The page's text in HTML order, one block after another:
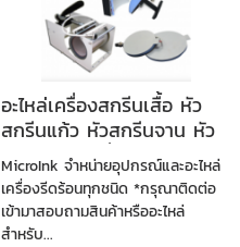
อะไหล่เครื่องสกรีนเสื้อ หัว
สกรีนแก้ว หัวสกรีนจาน หัว
สกรีนหมวก ยี่ห้อ Microink
MicroInk จำหน่ายอุปกรณ์และอะไหล่
เครื่องรีดร้อนทุกชนิด *กรุณาติดต่อ
เข้ามาสอบถามสินค้าหรืออะไหล่
สำหรับ...